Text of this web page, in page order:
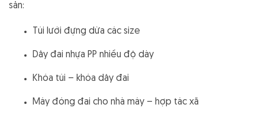
sản:
Túi lưới đựng dừa các size
Dây đai nhựa PP nhiều độ dày
Khóa túi – khóa dây đai
Máy đóng đai cho nhà máy – hợp tác xã